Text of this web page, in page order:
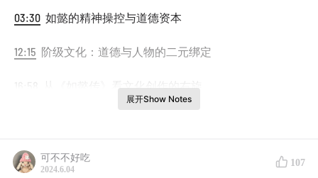
03:30 如懿的精神操控与道德资本
12:15 阶级文化：道德与人物的二元绑定
从《如懿传》看文化创作的右旋
23:40 “题材红利”与斗地主大小牌
展开Show Notes
可不不好吃
2024.6.04
107